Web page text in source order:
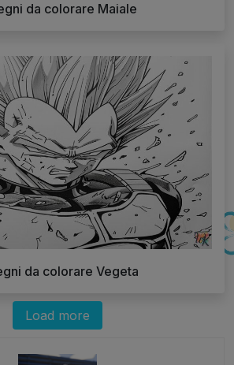
da colorare Maiale
da colorare Vegeta
Load more